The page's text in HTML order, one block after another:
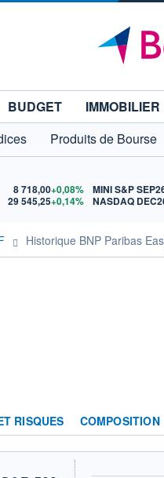
BUDGET IMMOBILIER
Produits de Bourse
8 718,00+0,08%
29 545,25+0,14%
MINI S&P
NASDAQ
Historique BNP Paribas
RISQUES COMPOSITION